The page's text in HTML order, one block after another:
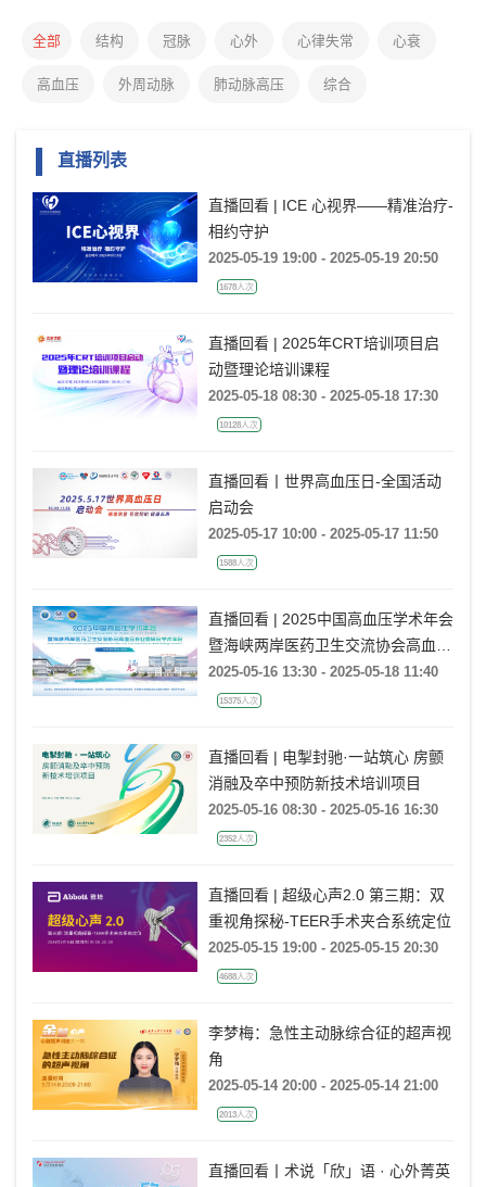
全部 结构 冠脉 心外 心律失常 心衰
高血压 外周动脉 肺动脉高压 综合
直播列表
直播回看 | ICE 心视界——精准治疗-
相约守护
2025-05-19 19:00 - 2025-05-19 20:50
1678人次
直播回看 | 2025年CRT培训项目启
动暨理论培训课程
2025-05-18 08:30 - 2025-05-18 17:30
10128人次
直播回看丨世界高血压日-全国活动
启动会
2025-05-17 10:00 - 2025-05-17 11:50
1588人次
直播回看 | 2025中国高血压学术年会
暨海峡两岸医药卫生交流协会高血压
专业委员会学术年会
2025-05-16 13:30 - 2025-05-18 11:40
15375人次
直播回看 | 电掣封驰·一站筑心 房颤
消融及卒中预防新技术培训项目
2025-05-16 08:30 - 2025-05-16 16:30
2352人次
直播回看 | 超级心声2.0 第三期：双
重视角探秘-TEER手术夹合系统定位
2025-05-15 19:00 - 2025-05-15 20:30
4688人次
李梦梅：急性主动脉综合征的超声视
角
2025-05-14 20:00 - 2025-05-14 21:00
2013人次
直播回看丨术说「欣」语 · 心外菁英